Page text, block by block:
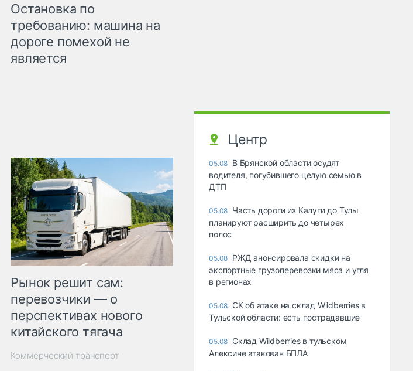
Остановка по
требованию: машина на
дороге помехой не
является
Рынок решит сам:
перевозчики — о
перспективах нового
китайского тягача
Коммерческий транспорт
Центр
05.08 В Брянской области осудят
водителя, погубившего целую семью в
ДТП
05.08 Часть дороги из Калуги до Тулы
планируют расширить до четырех
полос
05.08 РЖД анонсировала скидки на
экспортные грузоперевозки мяса и угля
в регионах
05.08 СК об атаке на склад Wildberries в
Тульской области: есть пострадавшие
05.08 Склад Wildberries в тульском
Алексине атакован БПЛА